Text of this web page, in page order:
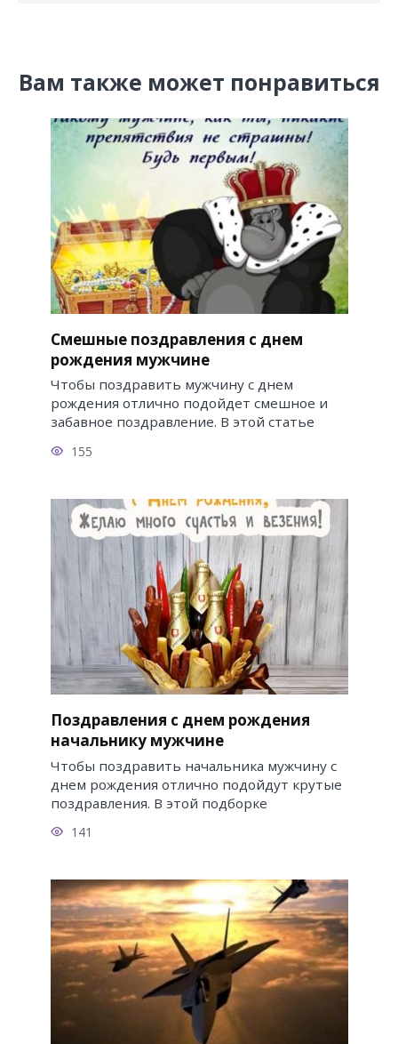
Вам также может понравиться
Смешные поздравления с днем
рождения мужчине
Чтобы поздравить мужчину с днем
рождения отлично подойдет смешное и
забавное поздравление. В этой статье
155
Поздравления с днем рождения
начальнику мужчине
Чтобы поздравить начальника мужчину с
днем рождения отлично подойдут крутые
поздравления. В этой подборке
141